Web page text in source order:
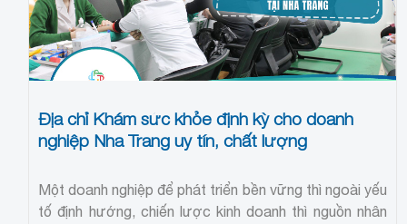
Địa chỉ Khám sức khỏe định kỳ cho doanh
nghiệp Nha Trang uy tín, chất lượng
Một doanh nghiệp để phát triển bền vững thì ngoài yếu
tố định hướng, chiến lược kinh doanh thì nguồn nhân